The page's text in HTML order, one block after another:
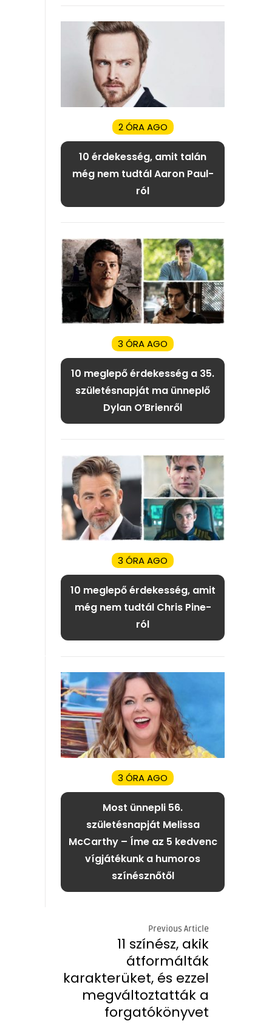
2 ÓRA AGO
10 érdekesség, amit talán
még nem tudtál Aaron Paul-
ról
3 ÓRA AGO
10 meglepő érdekesség a 35.
születésnapját ma ünneplő
Dylan O’Brienről
3 ÓRA AGO
10 meglepő érdekesség, amit
még nem tudtál Chris Pine-
ról
3 ÓRA AGO
Most ünnepli 56.
születésnapját Melissa
McCarthy – Íme az 5 kedvenc
vígjátékunk a humoros
színésznőtől
Previous Article
11 színész, akik
átformálták
karakterüket, és ezzel
megváltoztatták a
forgatókönyvet